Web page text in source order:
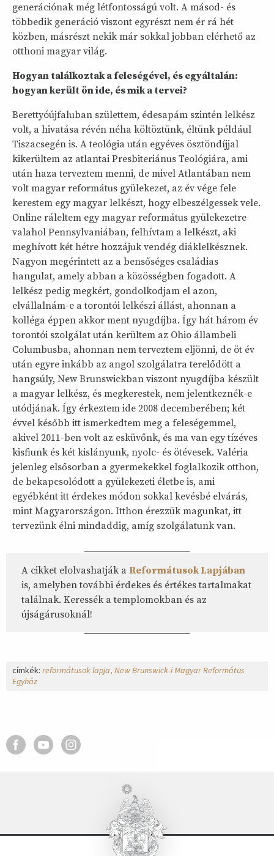
generációnak még létfontosságú volt. A másod- és
többedik generáció viszont egyrészt nem ér rá hét
közben, másrészt nekik már sokkal jobban elérhető az
otthoni magyar világ.
Hogyan találkoztak a feleségével, és egyáltalán:
hogyan került ön ide, és mik a tervei?
Berettyóújfaluban születtem, édesapám szintén lelkész
volt, a hivatása révén néha költöztünk, éltünk például
Tiszacsegén is. A teológia után egyéves ösztöndíjjal
kikerültem az atlantai Presbiteriánus Teológiára, ami
után haza terveztem menni, de mivel Atlantában nem
volt magyar református gyülekezet, az év vége fele
kerestem egy magyar lelkészt, hogy elbeszélgessek vele.
Online ráleltem egy magyar református gyülekezetre
valahol Pennsylvaniában, felhívtam a lelkészt, aki
meghívott két hétre hozzájuk vendég diáklelkésznek.
Nagyon megérintett az a bensőséges családias
hangulat, amely abban a közösségben fogadott. A
lelkész pedig megkért, gondolkodjam el azon,
elvállalnám-e a torontói lelkészi állást, ahonnan a
kolléga éppen akkor ment nyugdíjba. Így hát három év
torontói szolgálat után kerültem az Ohio állambeli
Columbusba, ahonnan nem terveztem eljönni, de öt év
után egyre inkább az angol szolgálatra terelődött a
hangsúly, New Brunswickban viszont nyugdíjba készült
a magyar lelkész, és megkerestek, nem jelentkeznék-e
utódjának. Így érkeztem ide 2008 decemberében; két
évvel később itt ismerkedtem meg a feleségemmel,
akivel 2011-ben volt az esküvőnk, és ma van egy tízéves
kisfiunk és két kislányunk, nyolc- és ötévesek. Valéria
jelenleg elsősorban a gyermekekkel foglalkozik otthon,
de bekapcsolódott a gyülekezeti életbe is, ami
egyébként itt érdekes módon sokkal kevésbé elvárás,
mint Magyarországon. Itthon érezzük magunkat, itt
tervezünk élni mindaddig, amíg szolgálatunk van.
A cikket elolvashatják a Reformátusok Lapjában
is, amelyben további érdekes és értékes tartalmakat
találnak. Keressék a templomokban és az
újságárusoknál!
címkék: reformátusok lapja New Brunswick-i Magyar Református
Egyház